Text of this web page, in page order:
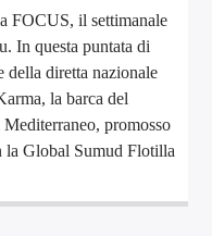
FOCUS, il settimanale
In questa puntata di
della diretta nazionale
la barca del
promosso
Global Sumud Flotilla